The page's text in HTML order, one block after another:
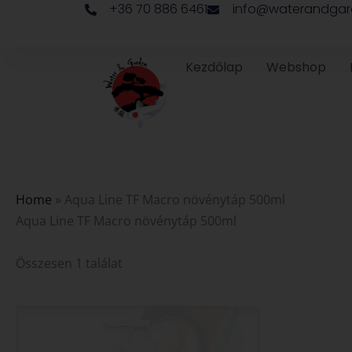
+36 70 886 6461
Kezdőlap Webshop
Home » Aqua Line TF Macro növénytáp 500ml
Aqua Line TF Macro növénytáp 500ml
Összesen 1 találat